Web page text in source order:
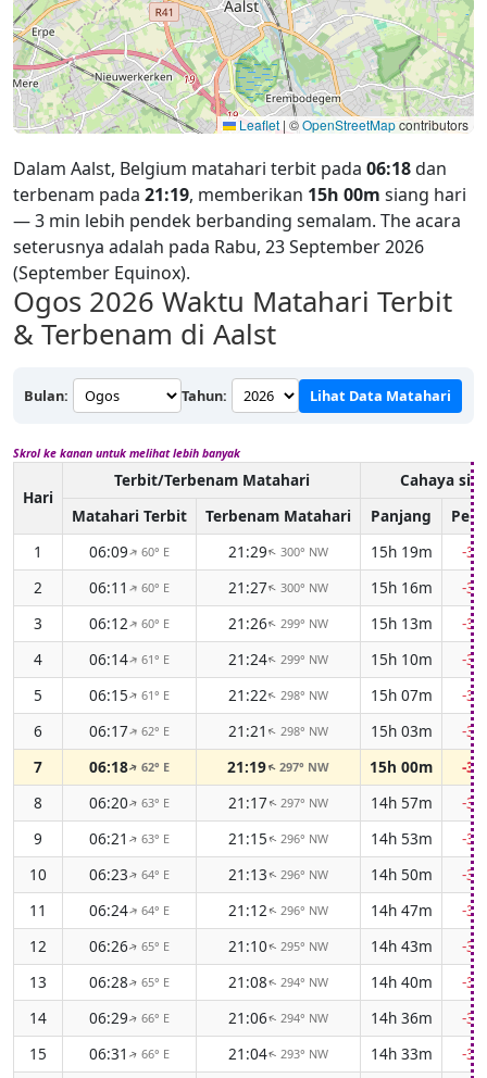
Leaflet | ©OpenStreetMapcontributors
Dalam Aalst, Belgium matahari terbit pada 06:18dan
terbenam pada 21:19, memberikan 15h 00m siang hari
— 3 min lebih pendek berbanding semalam. The acara
seterusnya adalah pada Rabu, 23 September 2026
(September Equinox).
Ogos 2026 Waktu Matahari Terbit
& Terbenam di Aalst
Bulan: Tahun: Lihat Data Matahari
Skrol ke kanan untuk melihat lebih banyak
Hari
Terbit/Terbenam Matahari
Cahaya
Matahari Terbit
Terbenam Matahari Panjang
1
06:09↑60° E 21:29↑300° NW 15h 19m
-
2
06:11↑60° E 21:27↑300° NW 15h 16m
-
3
06:12↑60° E 21:26↑299° NW 15h 13m
-
4
06:14↑61° E 21:24↑299° NW 15h 10m
-
5
06:15↑61° E 21:22↑298° NW 15h 07m
-
6
06:17↑62° E 21:21 ↑298° NW 15h 03m
-
7
06:18↑62° E 21:19↑297° NW 15h 00m
-
8
06:20↑63° E 21:17↑297° NW 14h 57m
-
9
06:21 ↑63° E 21:15↑296° NW 14h 53m
-
10
06:23↑64° E 21:13↑296° NW 14h 50m
-
11
06:24↑64° E 21:12↑296° NW 14h 47m
-
12
06:26↑65° E 21:10↑295° NW 14h 43m
-
13
06:28↑65° E 21:08↑294° NW 14h 40m
-
14
06:29↑66° E 21:06↑294° NW 14h 36m
-
15
06:31 ↑66° E 21:04↑293° NW 14h 33m
-